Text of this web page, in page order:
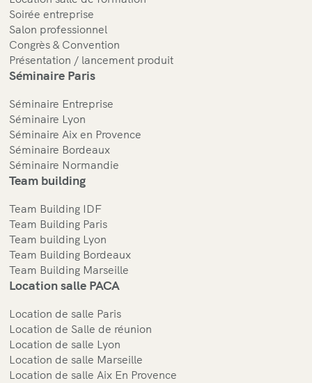
Soirée entreprise
Salon professionnel
Congrès & Convention
Présentation / lancement produit
Séminaire Paris
Séminaire Entreprise
Séminaire Lyon
Séminaire Aix en Provence
Séminaire Bordeaux
Séminaire Normandie
Team building
Team Building IDF
Team Building Paris
Team building Lyon
Team Building Bordeaux
Team Building Marseille
Location salle PACA
Location de salle Paris
Location de Salle de réunion
Location de salle Lyon
Location de salle Marseille
Location de salle Aix En Provence